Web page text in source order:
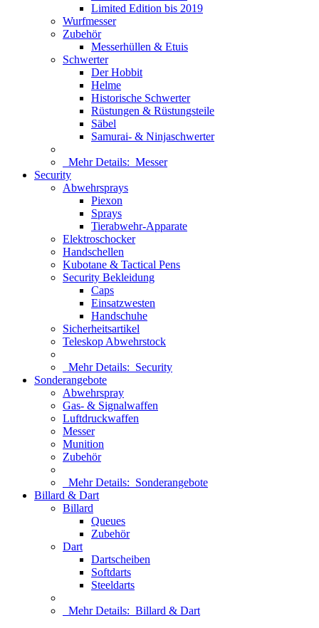
Limited Edition bis 2019
Wurfmesser
Zubehör
Messerhüllen & Etuis
Schwerter
Der Hobbit
Helme
Historische Schwerter
Rüstungen & Rüstungsteile
Säbel
Samurai- & Ninjaschwerter
Mehr Details: Messer
Security
Abwehrsprays
Piexon
Sprays
Tierabwehr-Apparate
Elektroschocker
Handschellen
Kubotane & Tactical Pens
Security Bekleidung
Caps
Einsatzwesten
Handschuhe
Sicherheitsartikel
Teleskop Abwehrstock
Mehr Details: Security
Sonderangebote
Abwehrspray
Gas- & Signalwaffen
Luftdruckwaffen
Messer
Munition
Zubehör
Mehr Details: Sonderangebote
Billard & Dart
Billard
Queues
Zubehör
Dart
Dartscheiben
Softdarts
Steeldarts
Mehr Details: Billard & Dart